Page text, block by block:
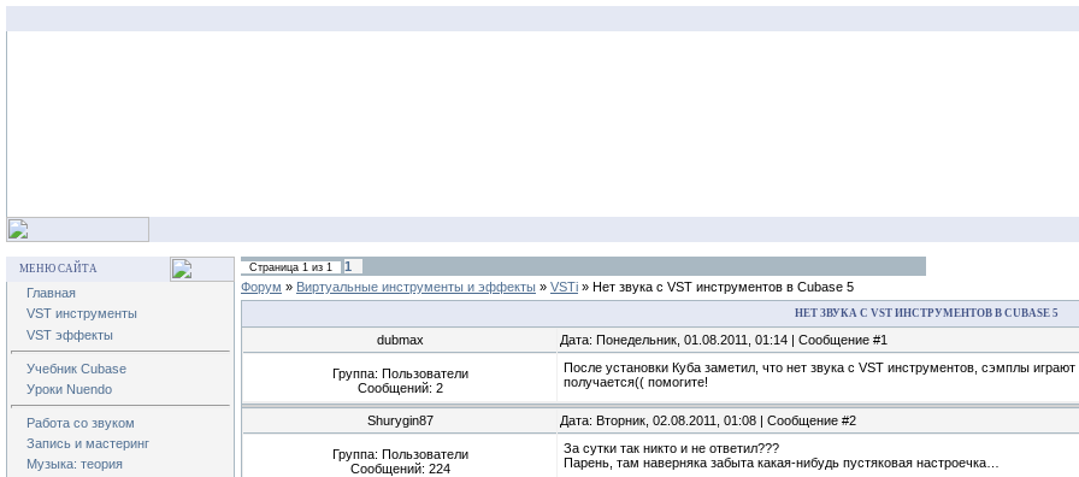
МЕНЮ САЙТА
Главная
VST инструменты
VST эффекты
Учебник Cubase
Уроки Nuendo
Работа со звуком
Запись и мастеринг
Музыка: теория
Страница 1 из 1
1
Форум » Виртуальные инструменты и эффекты » VSTi » Нет звука с VST инструментов в Cubase 5
НЕТ ЗВУКА С VST ИНСТРУМЕНТОВ В CUBASE 5
dubmax Дата: Понедельник, 01.08.2011, 01:14 | Сообщение #1
Группа: Пользователи
Сообщений: 2
После установки Куба заметил, что нет звука с VST инструментов, сэмплы
получается(( помогите!
Shurygin87 Дата: Вторник, 02.08.2011, 01:08 | Сообщение #2
Группа: Пользователи
Сообщений: 224
За сутки так никто и не ответил???
Парень, там наверняка забыта какая-нибудь пустяковая настроечка…